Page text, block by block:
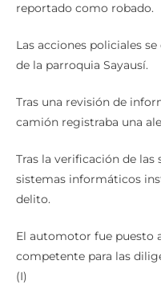
reportado como robado.
Las acciones policiales
de la parroquia Sayausí.
Tras una revisión de
camión registraba una
Tras la verificación de las
sistemas informáticos
delito.
El automotor fue puesto
competente para las
(I)